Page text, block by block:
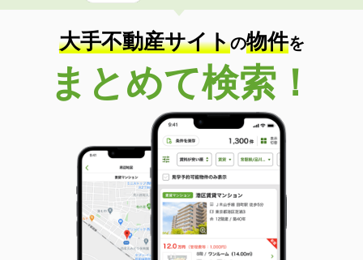
大手不動産サイトの物件を
まとめて検索！